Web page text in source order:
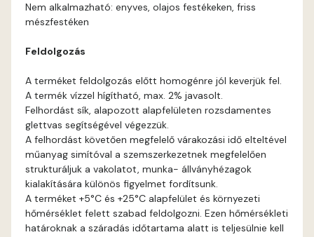
Coral B
Corn B
Corn C
Cotto A
Cotto B
Current-red B
Nem alkalmazható: enyves, olajos festékeken, friss
mészfestéken
Feldolgozás
A terméket feldolgozás előtt homogénre jól keverjük fel.
A termék vízzel hígítható, max. 2% javasolt.
Felhordást sík, alapozott alapfelületen rozsdamentes
glettvas segítségével végezzük.
A felhordást követően megfelelő várakozási idő elteltével
műanyag simítóval a szemszerkezetnek megfelelően
strukturáljuk a vakolatot, munka- állványhézagok
kialakítására különös figyelmet fordítsunk.
A terméket +5°C és +25°C alapfelület és környezeti
hőmérséklet felett szabad feldolgozni. Ezen hőmérsékleti
határoknak a száradás időtartama alatt is teljesülnie kell